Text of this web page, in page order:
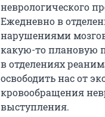
неврологического
Ежедневно в
нарушениями
какую-то плановую
в отделениях
освободить нас от
кровообращения
выступления.